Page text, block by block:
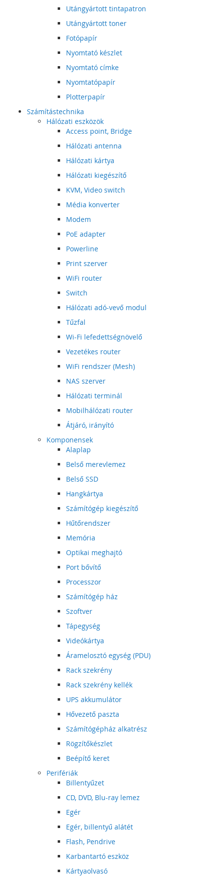
Utángyártott tintapatron
Utángyártott toner
Fotópapír
Nyomtató készlet
Nyomtató címke
Nyomtatópapír
Plotterpapír
Számítástechnika
Hálózati eszközök
Access point, Bridge
Hálózati antenna
Hálózati kártya
Hálózati kiegészítő
KVM, Video switch
Média konverter
Modem
PoE adapter
Powerline
Print szerver
WiFi router
Switch
Hálózati adó-vevő modul
Tűzfal
Wi-Fi lefedettségnövelő
Vezetékes router
WiFi rendszer (Mesh)
NAS szerver
Hálózati terminál
Mobilhálózati router
Átjáró, irányító
Komponensek
Alaplap
Belső merevlemez
Belső SSD
Hangkártya
Számítógép kiegészítő
Hűtőrendszer
Memória
Optikai meghajtó
Port bővítő
Processzor
Számítógép ház
Szoftver
Tápegység
Videókártya
Áramelosztó egység (PDU)
Rack szekrény
Rack szekrény kellék
UPS akkumulátor
Hővezető paszta
Számítógépház alkatrész
Rögzítőkészlet
Beépítő keret
Perifériák
Billentyűzet
CD, DVD, Blu-ray lemez
Egér
Egér, billentyű alátét
Flash, Pendrive
Karbantartó eszköz
Kártyaolvasó